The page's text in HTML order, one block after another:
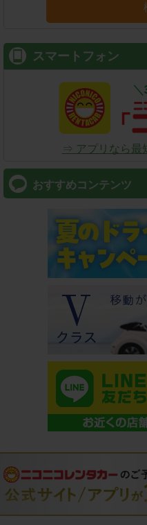
スマートフォン
⇒ アプリなら最
おすすめコンテンツ